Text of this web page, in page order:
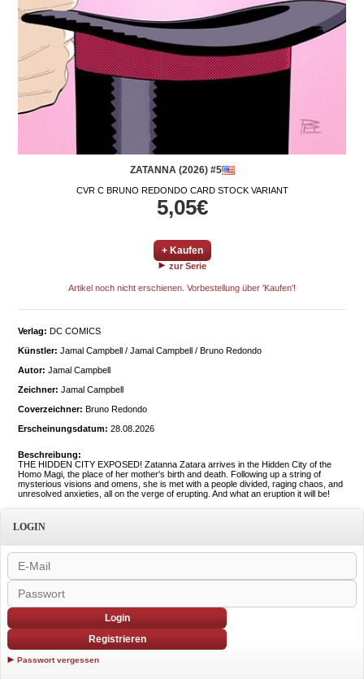
ZATANNA (2026) #5
CVR C BRUNO REDONDO CARD STOCK VARIANT
5,05€
+ Kaufen
zur Serie
Artikel noch nicht erschienen. Vorbestellung über 'Kaufen'!
Verlag: DC COMICS
Künstler: Jamal Campbell / Jamal Campbell / Bruno Redondo
Autor: Jamal Campbell
Zeichner: Jamal Campbell
Coverzeichner: Bruno Redondo
Erscheinungsdatum: 28.08.2026
Beschreibung:
THE HIDDEN CITY EXPOSED! Zatanna Zatara arrives in the Hidden City of the
Homo Magi, the place of her mother's birth and death. Following up a string of
mysterious visions and omens, she is met with a people divided, raging chaos, and
unresolved anxieties, all on the verge of erupting. And what an eruption it will be!
LOGIN
Login
Registrieren
Passwort vergessen